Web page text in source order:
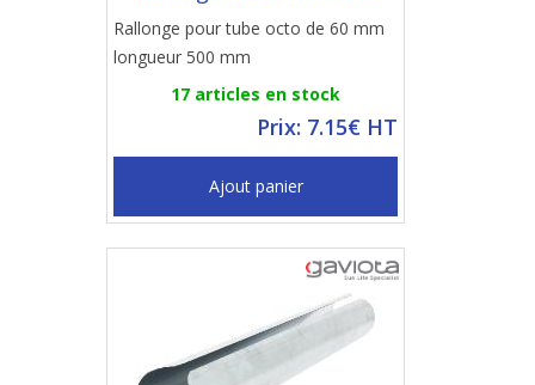
Rallonge pour tube octo de 60 mm
longueur 500 mm
17 articles en stock
Prix: 7.15€ HT
Ajout panier